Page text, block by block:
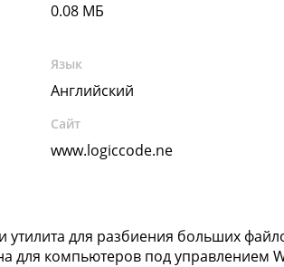
0.08 МБ
Язык
Английский
Сайт
www.logiccode.ne
утилита для разбиения больших
для компьютеров под управлением